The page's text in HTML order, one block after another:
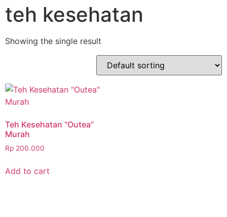
teh kesehatan
Showing the single result
Teh Kesehatan “Outea”
Murah
Rp 200.000
Add to cart